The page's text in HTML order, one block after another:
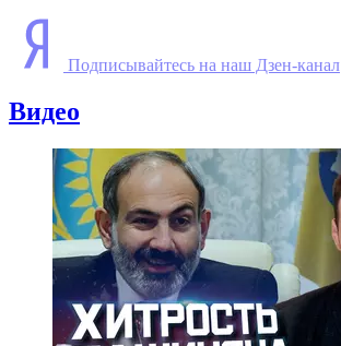
Подписывайтесь на наш Дзен-канал
Видео